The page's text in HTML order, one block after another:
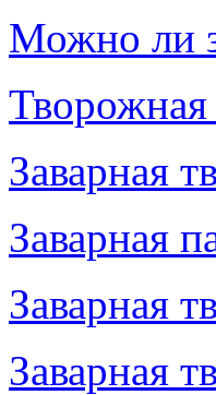
Можно ли
Творожная
Заварная
Заварная
Заварная
Заварная